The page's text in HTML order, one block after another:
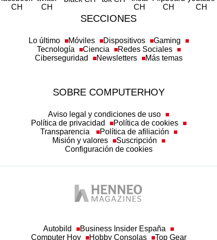
SECCIONES
Lo último Móviles Dispositivos
Gaming
Tecnología
Ciencia
Redes Sociales
Ciberseguridad
Newsletters Más temas
SOBRE COMPUTERHOY
Aviso legal y condiciones de uso
Política de privacidad
Política de cookies
Transparencia
Política de afiliación
Misión y valores
Suscripción
Configuración de cookies
Autobild
Business Insider España
Computer Hoy
Hobby Consolas Top Gear